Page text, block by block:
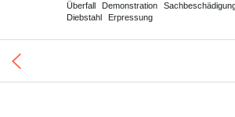
Überfall
Demonstration
Diebstahl
Erpressung